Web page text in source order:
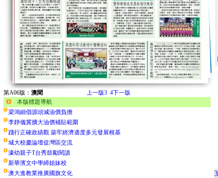
第A06版： 澳聞 上一版3 4下一版
本版標題導航
梁鴻細倡源頭減油價負擔
李靜儀冀擴大油價補貼範圍
踐行正確政績觀 築牢經濟適度多元發展根基
城大校慶論壇促灣區交流
濠幼親子T台秀鼓勵閱讀
新華濱文中學締姐妹校
澳大進教業推廣國旗文化
3